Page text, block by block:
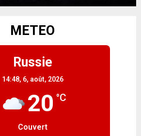
METEO
Russie
14:48, 6, août, 2026
20 °C
Couvert